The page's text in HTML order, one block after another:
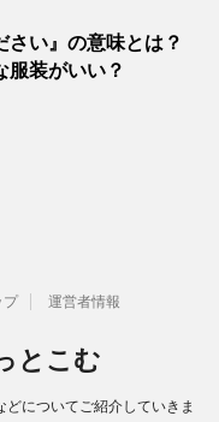
さい』の意味とは？
服装がいい？
プ 運営者情報
とこむ
についてご紹介していきま